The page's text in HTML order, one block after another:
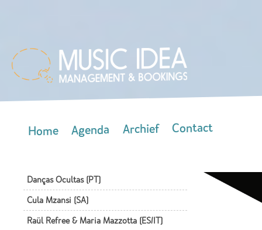
Home Agenda Archief Contact
Danças Ocultas (PT)
Cula Mzansi (SA)
Raül Refree & Maria Mazzotta (ES/IT)